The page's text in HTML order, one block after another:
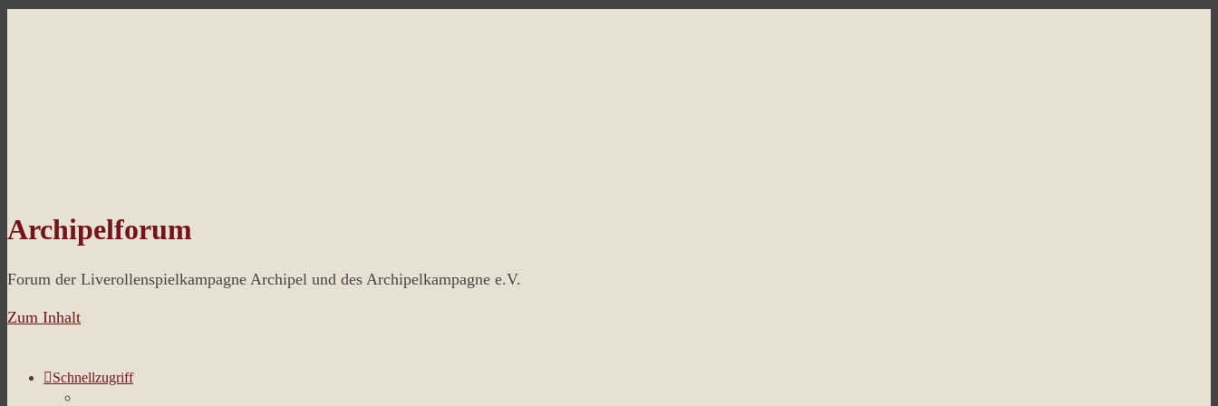
Archipelforum
Forum der Liverollenspielkampagne Archipel und des Archipelkampagne e.V.
Zum Inhalt
Schnellzugriff